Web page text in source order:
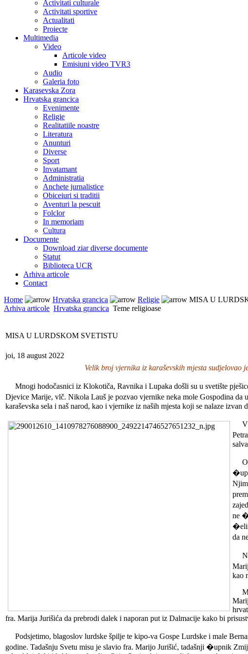
Activitati culturale
Activitati sportive
Actualitati
Proiecte
Multimedia
Video
Articole video
Emisiuni video TVR3
Audio
Galeria foto
Karasevska Zora
Hrvatska grancica
Evenimente
Religie
Realitatiile noastre
Literatura
Anunturi
Diverse
Sport
Invatamant
Administratia
Anchete jurnalistice
Obiceiuri si traditii
Aventuri la pescuit
Folclor
In memoriam
Cultura
Documente
Download ziar diverse documente
Statut
Biblioteca UCR
Arhiva articole
Contact
Home
Hrvatska grancica Religie MISA U
Arhiva articole Hrvatska grancica Teme religioase
MISA U LURDSKOM SVETISTU
joi, 18 august 2022
Velik broj vjernika iz karaševskih mjesta
Mnogi hodočasnici iz Klokotiča, Ravnika i Lupaka došli su u svetište
Djevice Marije, vlč. Nikola Lauš je pozvao vjernike neka mole Gospodina
karaševska sela i naš narod, kao i vjernike iz naših mjesta koji se nalaze izvan
O
ne
da
Na
kao
fra. Marija Jurišića da prebrodi dalek i naporan put iz Dalmacije kako bi
Podsjetimo, blagoslov lurdske špilje te kipo-va Gospe Lurdske i male
godine. Tadašnju Svetu misu je slavio fra. Marijo Jurišić, tadašnji �upnik